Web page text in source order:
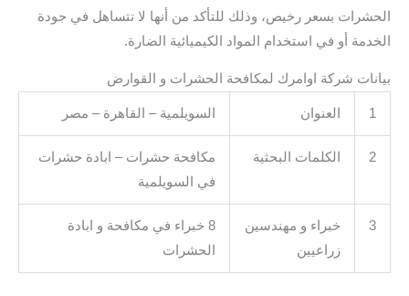
الحشرات بسعر رخيص، وذلك للتأكد من أنها لا تتساهل في جودة
الخدمة أو في استخدام المواد الكيميائية الضارة.
بيانات شركة اوامرك لمكافحة الحشرات و القوارض
1 العنوان السويلمية – القاهرة – مصر
2 الكلمات البحثية
مكافحة حشرات – ابادة حشرات
في السويلمية
3
خبراء و مهندسين
زراعيين
8 خبراء في مكافحة و ابادة
الحشرات